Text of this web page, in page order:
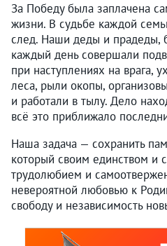
За Победу была заплачена
жизни. В судьбе каждой
след. Наши деды и прадеды,
каждый день совершали
при наступлениях на врага,
леса, рыли окопы,
и работали в тылу. Дело
всё это приближало
Наша задача — сохранить
который своим единством и
трудолюбием и
невероятной любовью к
свободу и независимость